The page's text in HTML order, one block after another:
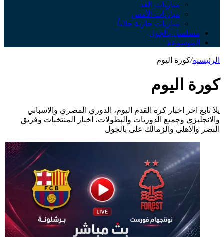
مباريات الغد
مباريات الأمس
مباريات جارية حالياً
مسلسل بالجول
الموسوعة
الرئيسية/كورة اليوم
كورة اليوم
يلا تابع اخر اخبار كرة القدم اليوم، الدوري المصري والاسباني
والانجليزي وجميع الدوريات والبطولات، اخبار المنتخبات وفريق
النصر والاهلي والزمالك على بالجول